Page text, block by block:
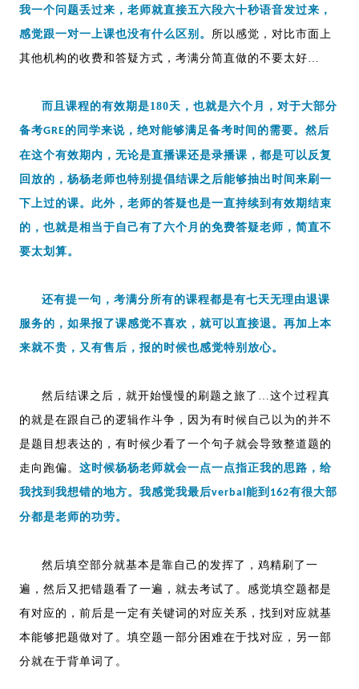
我一个问题丢过来，老师就直接五六段六十秒语音发过来，
感觉跟一对一上课也没有什么区别。 所以感觉，对比市面上
其他机构的收费和答疑方式，考满分简直做的不要太好…
而且课程的有效期是180天，也就是六个月，对于大部分
备考GRE的同学来说，绝对能够满足备考时间的需要。然后
在这个有效期内，无论是直播课还是录播课，都是可以反复
回放的，杨杨老师也特别提倡结课之后能够抽出时间来刷一
下上过的课。此外，老师的答疑也是一直持续到有效期结束
的，也就是相当于自己有了六个月的免费答疑老师，简直不
要太划算。
还有提一句，考满分所有的课程都是有七天无理由退课
服务的，如果报了课感觉不喜欢，就可以直接退。再加上本
来就不贵，又有售后，报的时候也感觉特别放心。
然后结课之后，就开始慢慢的刷题之旅了…这个过程真
的就是在跟自己的逻辑作斗争，因为有时候自己以为的并不
是题目想表达的，有时候少看了一个句子就会导致整道题的
走向跑偏。 这时候杨杨老师就会一点一点指正我的思路，给
我找到我想错的地方。我感觉我最后verbal能到 162有很大部
分都是老师的功劳。
然后填空部分就基本是靠自己的发挥了，鸡精刷了一
遍，然后又把错题看了一遍，就去考试了。感觉填空题都是
有对应的，前后是一定有关键词的对应关系，找到对应就基
本能够把题做对了。填空题一部分困难在于找对应，另一部
分就在于背单词了。